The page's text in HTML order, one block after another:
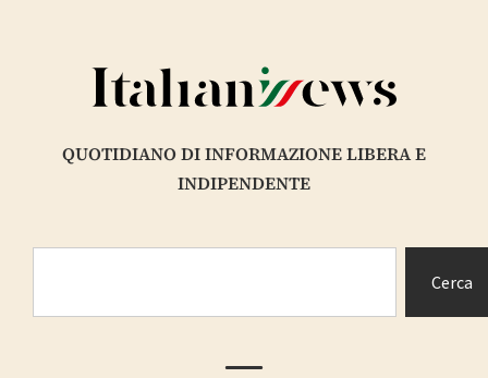
QUOTIDIANO DI INFORMAZIONE LIBERA E
INDIPENDENTE
Cerca